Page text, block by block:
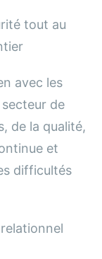
tout au
avec les
de
de la qualité,
et
difficultés